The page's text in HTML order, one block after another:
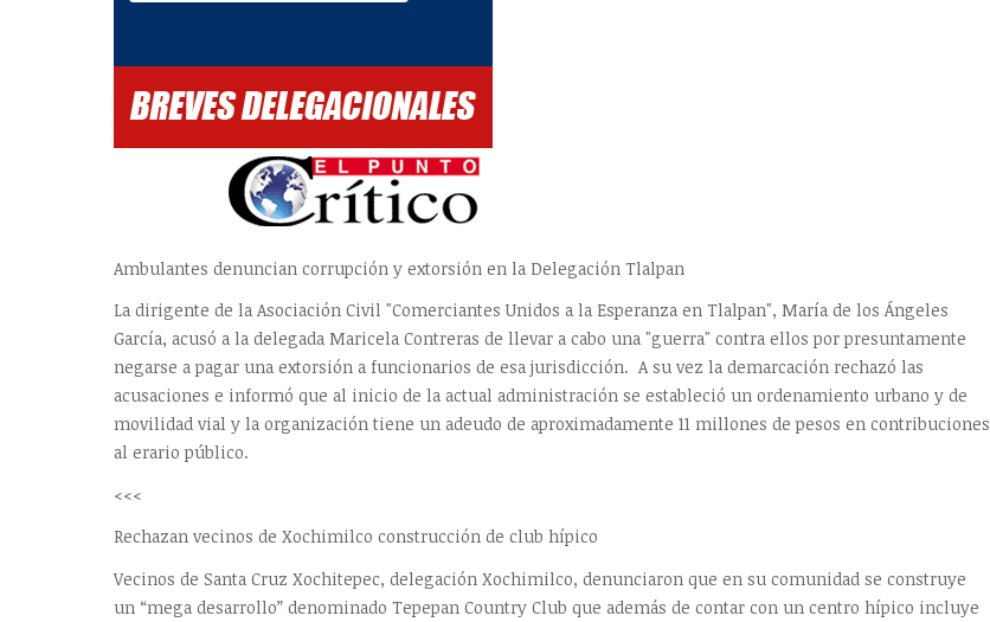
Ambulantes denuncian corrupción y extorsión en la Delegación Tlalpan
La dirigente de la Asociación Civil "Comerciantes Unidos a la Esperanza en Tlalpan", María de los Ángeles
García, acusó a la delegada Maricela Contreras de llevar a cabo una "guerra" contra ellos por presuntamente
negarse a pagar una extorsión a funcionarios de esa jurisdicción. A su vez la demarcación rechazó las
acusaciones e informó que al inicio de la actual administración se estableció un ordenamiento urbano y de
movilidad vial y la organización tiene un adeudo de aproximadamente 11 millones de pesos en contribuciones
al erario público.
<<<
Rechazan vecinos de Xochimilco construcción de club hípico
Vecinos de Santa Cruz Xochitepec, delegación Xochimilco, denunciaron que en su comunidad se construye
un “mega desarrollo” denominado Tepepan Country Club que además de contar con un centro hípico incluye